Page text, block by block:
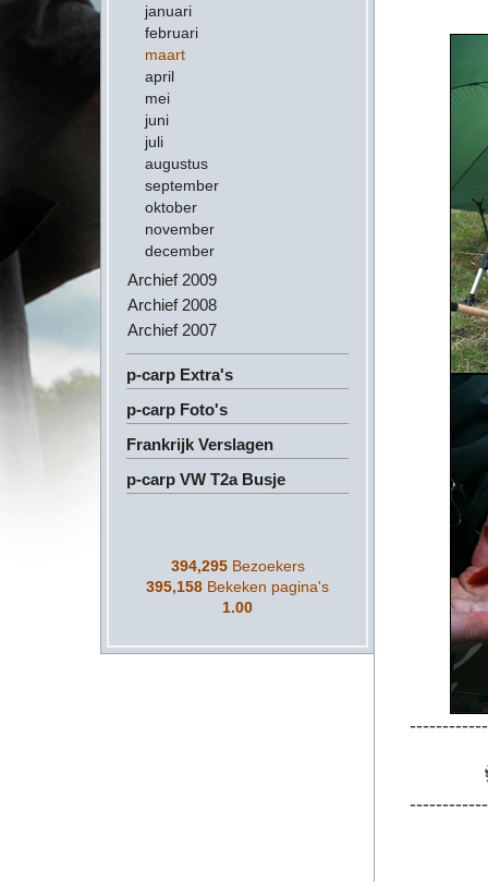
januari
februari
maart
april
mei
juni
juli
augustus
september
oktober
november
december
Archief 2009
Archief 2008
Archief 2007
p-carp Extra's
p-carp Foto's
Frankrijk Verslagen
p-carp VW T2a Busje
394,295 Bezoekers
395,158 Bekeken pagina's
1.00